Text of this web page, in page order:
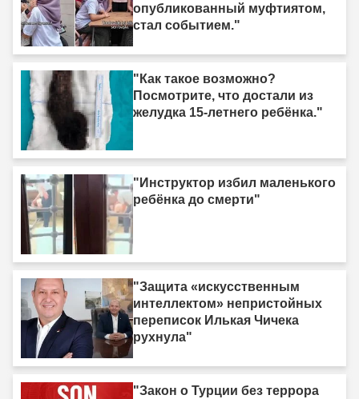
опубликованный муфтиятом,
стал событием."
"Как такое возможно?
Посмотрите, что достали из
желудка 15-летнего ребёнка."
"Инструктор избил маленького
ребёнка до смерти"
"Защита «искусственным
интеллектом» непристойных
переписок Илькая Чичека
рухнула"
"Закон о Турции без террора